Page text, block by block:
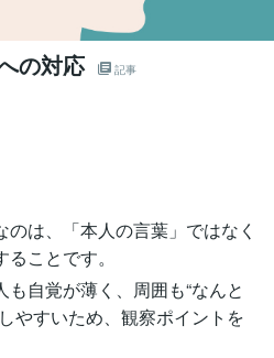
の対応 記事
は、「本人の言葉」ではなく
ことです。
自覚が薄く、周囲も“なんと
やすいため、観察ポイントを